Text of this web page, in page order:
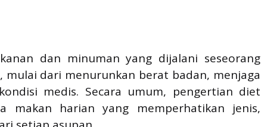
dan minuman yang dijalani seseorang
dari menurunkan berat badan, menjaga
medis. Secara umum, pengertian diet
makan harian yang memperhatikan jenis,